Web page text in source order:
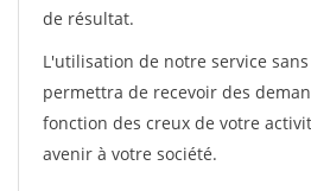
de résultat.
L'utilisation de notre service
permettra de recevoir des
fonction des creux de votre
avenir à votre société.